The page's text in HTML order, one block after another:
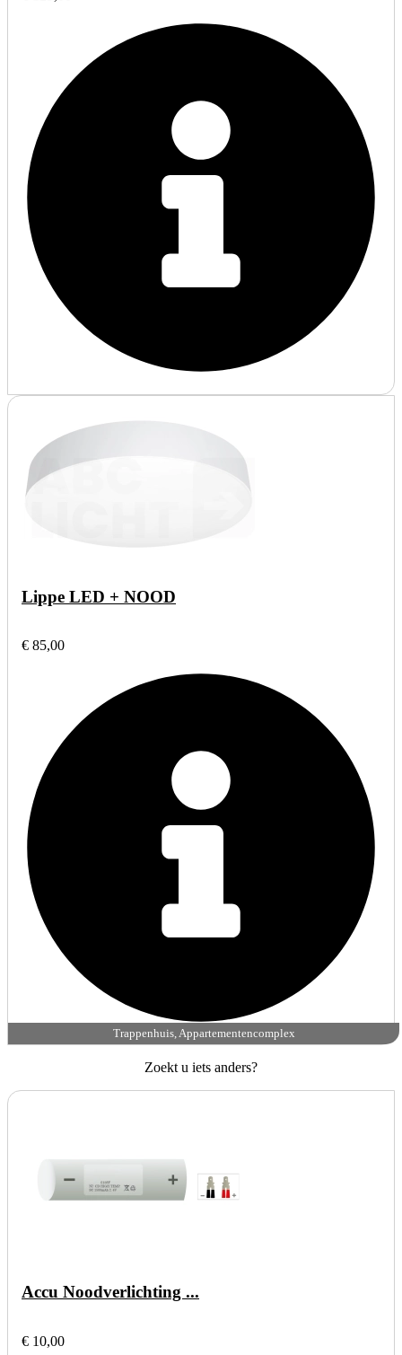
Lippe LED + NOOD
€ 85,00
Trappenhuis, Appartementencomplex
Zoekt u iets anders?
Accu Noodverlichting ...
€ 10,00